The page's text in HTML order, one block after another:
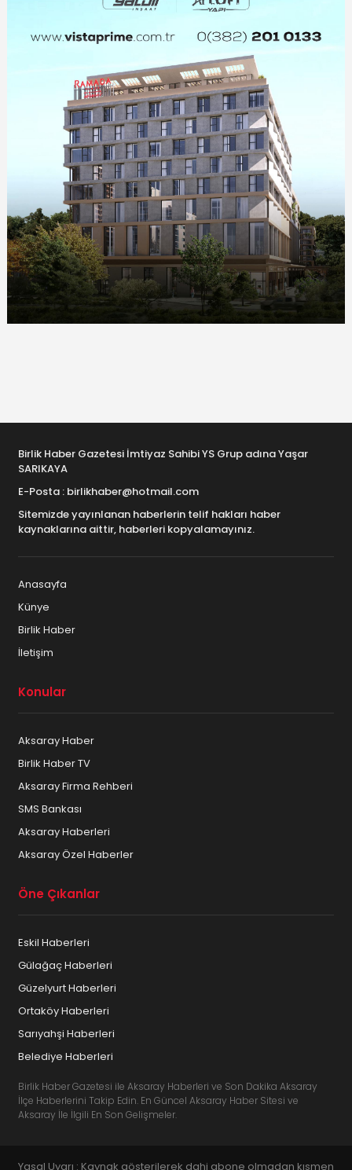
Birlik Haber Gazetesi İmtiyaz Sahibi YS Grup adına Yaşar
SARIKAYA
E-Posta : birlikhaber@hotmail.com
Sitemizde yayınlanan haberlerin telif hakları haber
kaynaklarına aittir, haberleri kopyalamayınız.
Anasayfa
Künye
Birlik Haber
İletişim
Konular
Aksaray Haber
Birlik Haber TV
Aksaray Firma Rehberi
SMS Bankası
Aksaray Haberleri
Aksaray Özel Haberler
Öne Çıkanlar
Eskil Haberleri
Gülağaç Haberleri
Güzelyurt Haberleri
Ortaköy Haberleri
Sarıyahşi Haberleri
Belediye Haberleri
Birlik Haber Gazetesi ile Aksaray Haberleri ve Son Dakika Aksaray
İlçe Haberlerini Takip Edin. En Güncel Aksaray Haber Sitesi ve
Aksaray İle İlgili En Son Gelişmeler.
Yasal Uyarı : Kaynak gösterilerek dahi abone olmadan kısmen